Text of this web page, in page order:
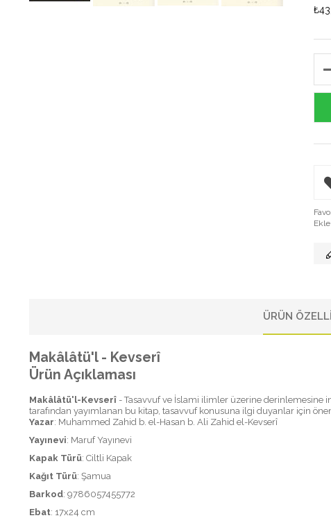
Ekle
ÜRÜN
Makâlâtü'l - Kevserî
Ürün Açıklaması
Makâlâtü'l-Kevserî - Tasavvuf ve İslami ilimler üzerine derinlemesine
tarafından yayımlanan bu kitap, tasavvuf konusuna ilgi duyanlar için
Yazar: Muhammed Zahid b. el-Hasan b. Ali Zahid el-Kevserî
Yayınevi: Maruf Yayınevi
Kapak Türü: Ciltli Kapak
Kağıt Türü: Şamua
Barkod: 9786057455772
Ebat: 17x24 cm